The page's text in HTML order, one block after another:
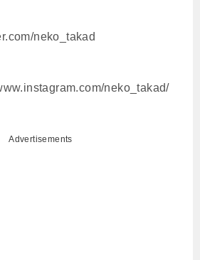
neko_takad
neko_takad/
Advertisements